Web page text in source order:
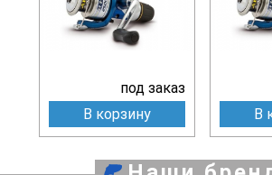
под заказ
В корзину
В